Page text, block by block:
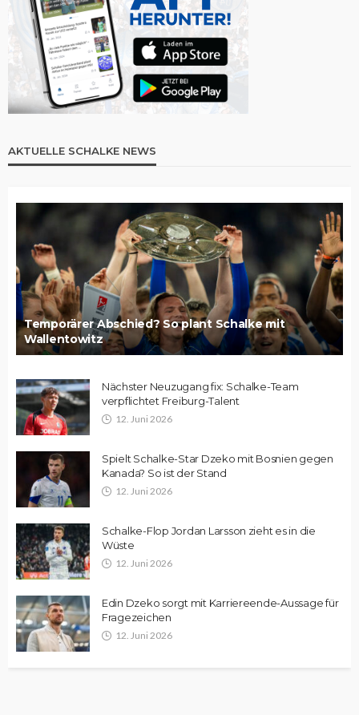
AKTUELLE SCHALKE NEWS
Temporärer Abschied? So plant Schalke mit
Wallentowitz
Nächster Neuzugang fix: Schalke-Team
verpflichtet Freiburg-Talent
12. Juni 2026
Spielt Schalke-Star Dzeko mit Bosnien gegen
Kanada? So ist der Stand
12. Juni 2026
Schalke-Flop Jordan Larsson zieht es in die
Wüste
12. Juni 2026
Edin Dzeko sorgt mit Karriereende-Aussage für
Fragezeichen
12. Juni 2026